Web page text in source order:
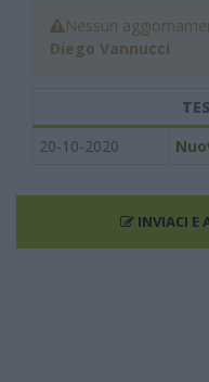
Nessun
Diego Vannucci
20-10-2020
INVIACI E